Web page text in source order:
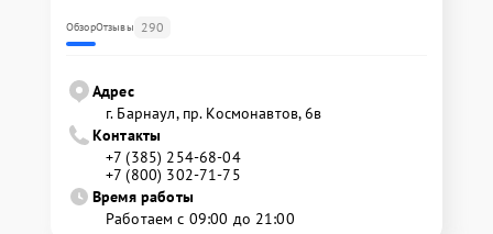
ОбзорОтзывы 290
Адрес
г. Барнаул, ​пр. Космонавтов, 6в
Контакты
+7 (385) 254-68-04
+7 (800) 302-71-75
Время работы
Работаем с 09:00 до 21:00